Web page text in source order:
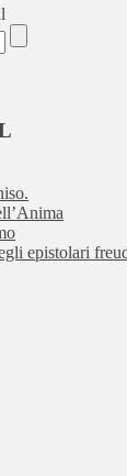
epistolari